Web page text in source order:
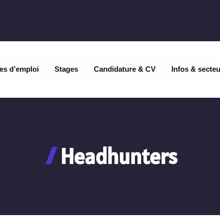
d’emploi Stages Candidature & CV Infos &
Headhunters